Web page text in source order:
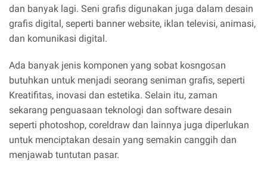
dan banyak lagi. Seni grafis digunakan juga dalam desain
grafis digital, seperti banner website, iklan televisi, animasi,
dan komunikasi digital.
Ada banyak jenis komponen yang sobat kosngoꜱan
butuhkan untuk menjadi seorang seniman grafis, seperti
Kreatifitas, inovasi dan estetika. Selain itu, zaman
sekarang penguasaan teknologi dan software desain
seperti photoshop, coreldraw dan lainnya juga diperlukan
untuk menciptakan desain yang semakin canggih dan
menjawab tuntutan pasar.